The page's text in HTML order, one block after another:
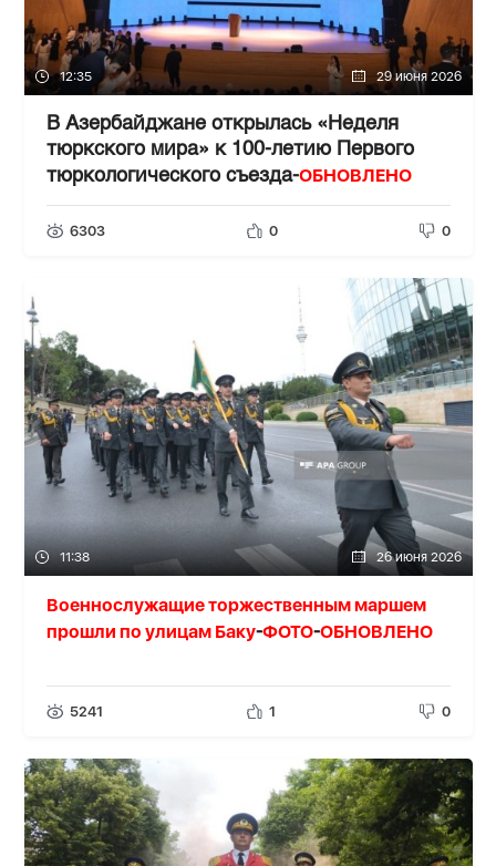
12:35 29 июня 2026
В Азербайджане открылась «Неделя
тюркского мира» к 100-летию Первого
тюркологического съезда-ОБНОВЛЕНО
6303 0 0
11:38 26 июня 2026
Военнослужащие торжественным маршем
прошли по улицам Баку-ФОТО-ОБНОВЛЕНО
5241 1 0